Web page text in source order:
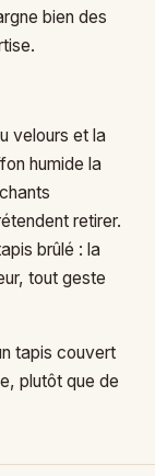
bien des
velours et la
humide la
retirer.
brûlé : la
tout geste
tapis couvert
plutôt que de